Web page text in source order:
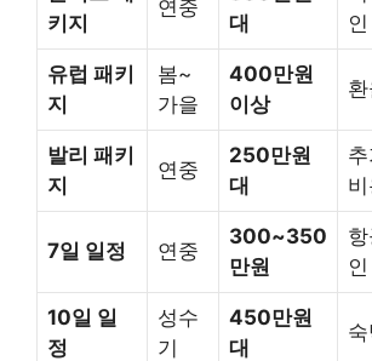
키지
연중
대
유럽 패키
지
봄~
가을
400만원
이상
발리 패키
지
연중
250만원
대
7일 일정 연중
300~350
만원
인
10일 일
정
성수
기
450만원
대